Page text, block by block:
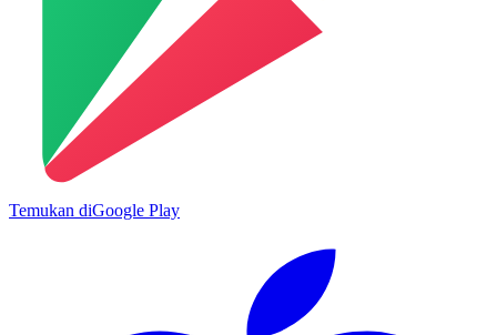
Temukan diGoogle Play